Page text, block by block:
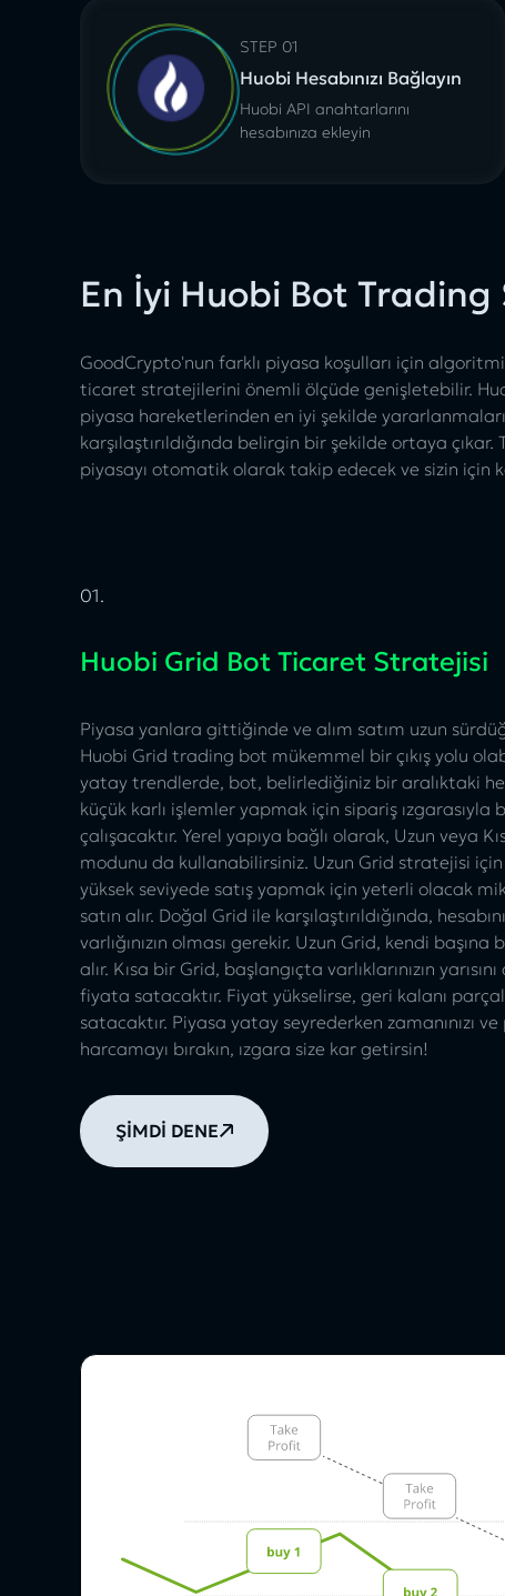
STEP 01
Huobi Hesabınızı Bağlayın
Huobi API anahtarlarını
hesabınıza ekleyin
En İyi Huobi Bot
GoodCrypto'nun farklı piyasa koşulları için
ticaret stratejilerini önemli ölçüde genişletebilir.
piyasa hareketlerinden en iyi şekilde
karşılaştırıldığında belirgin bir şekilde ortaya
piyasayı otomatik olarak takip edecek ve sizin için
01.
Huobi Grid Bot Ticaret Stratejisi
Piyasa yanlara gittiğinde ve alım satım uzun
Huobi Grid trading bot mükemmel bir çıkış yolu
yatay trendlerde, bot, belirlediğiniz bir aralıktaki
küçük karlı işlemler yapmak için sipariş ızgarasıyla
çalışacaktır. Yerel yapıya bağlı olarak, Uzun veya
modunu da kullanabilirsiniz. Uzun Grid stratejisi
yüksek seviyede satış yapmak için yeterli olacak
satın alır. Doğal Grid ile karşılaştırıldığında,
varlığınızın olması gerekir. Uzun Grid, kendi başına
alır. Kısa bir Grid, başlangıçta varlıklarınızın
fiyata satacaktır. Fiyat yükselirse, geri kalanı
satacaktır. Piyasa yatay seyrederken zamanınızı ve
harcamayı bırakın, ızgara size kar getirsin!
ŞİMDİ DENE